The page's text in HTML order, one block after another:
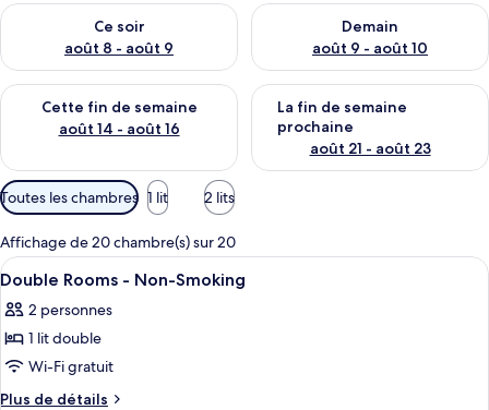
Ce soir
août 8 - août 9
Vérifier la disponibilité pour ce soir août 8 - août 9
Demain
août 9 - août 10
Vérifier la disponibilité pour
Cette fin de semaine
août 14 - août 16
Vérifier la disponibilité pour cette fin de semaine août 14 -
La fin de semaine
prochaine
août 21 - août 23
Vérifier la disponibilité pour
Filtres
disponibles
pour
les
chambres
Toutes les chambres 1 lit 2 lits
Affichage de 20 chambre(s) sur 20
Afficher
toutes
les
photos
pour
ce
Une chambre d’hôtel avec deux lits,
9
Double Rooms - Non-Smoking
2 personnes
1 lit double
Wi-Fi gratuit
Plus de détails
Plus